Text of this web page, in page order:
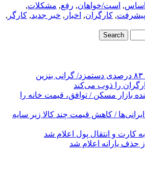
اساس, است/خواهان, رفع, مشکلات,
پیشرفت, کارگران, اخبار , خبر جدید, کارگر ,
عقب‌ماندگی ۶۸ تا ۸۳ درصدی دستمزد/ گرانی بنزین
را ذوب می‌کند
بازار مسکن / توافق، قیمت خانه را
ایرانی‌ها / کاهش قیمت چند کالا زیر سایه
کارت و انتقال پول اعلام شد
حذف یارانه اعلام شد